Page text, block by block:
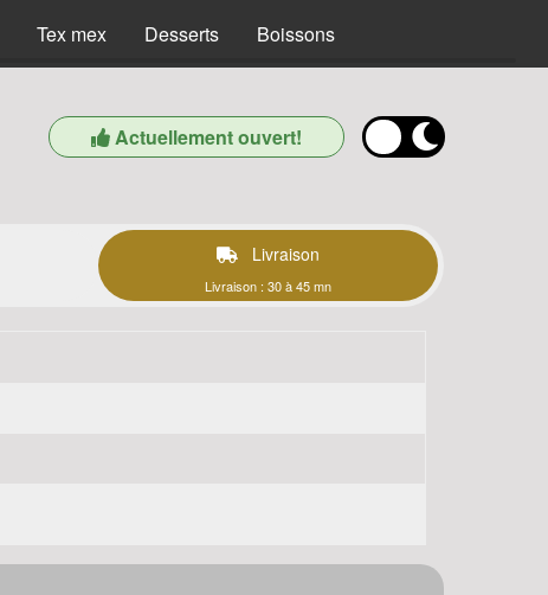
Tex mex Desserts Boissons
Actuellement ouvert!
Livraison
Livraison : 30 à 45 mn